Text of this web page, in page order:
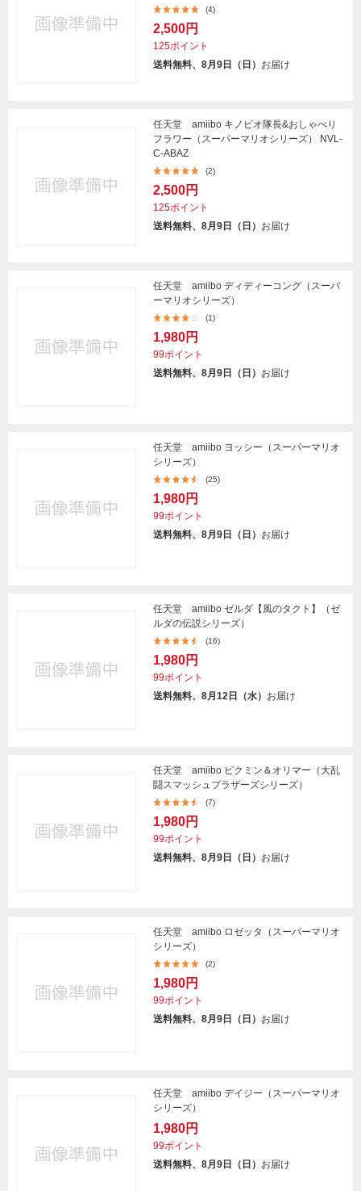
(4)
2,500円
125ポイント
送料無料、8月9日（日） お届け
任天堂 amiibo キノピオ隊長&おしゃべり
フラワー（スーパーマリオシリーズ） NVL-
C-ABAZ
(2)
2,500円
125ポイント
送料無料、8月9日（日） お届け
任天堂 amiibo ディディーコング（スーパ
ーマリオシリーズ）
(1)
1,980円
99ポイント
送料無料、8月9日（日） お届け
任天堂 amiibo ヨッシー（スーパーマリオ
シリーズ）
(25)
1,980円
99ポイント
送料無料、8月9日（日） お届け
任天堂 amiibo ゼルダ【風のタクト】（ゼ
ルダの伝説シリーズ）
(16)
1,980円
99ポイント
送料無料、8月12日（水） お届け
任天堂 amiibo ピクミン＆オリマー（大乱
闘スマッシュブラザーズシリーズ）
(7)
1,980円
99ポイント
送料無料、8月9日（日） お届け
任天堂 amiibo ロゼッタ（スーパーマリオ
シリーズ）
(2)
1,980円
99ポイント
送料無料、8月9日（日） お届け
任天堂 amiibo デイジー（スーパーマリオ
シリーズ）
1,980円
99ポイント
送料無料、8月9日（日） お届け